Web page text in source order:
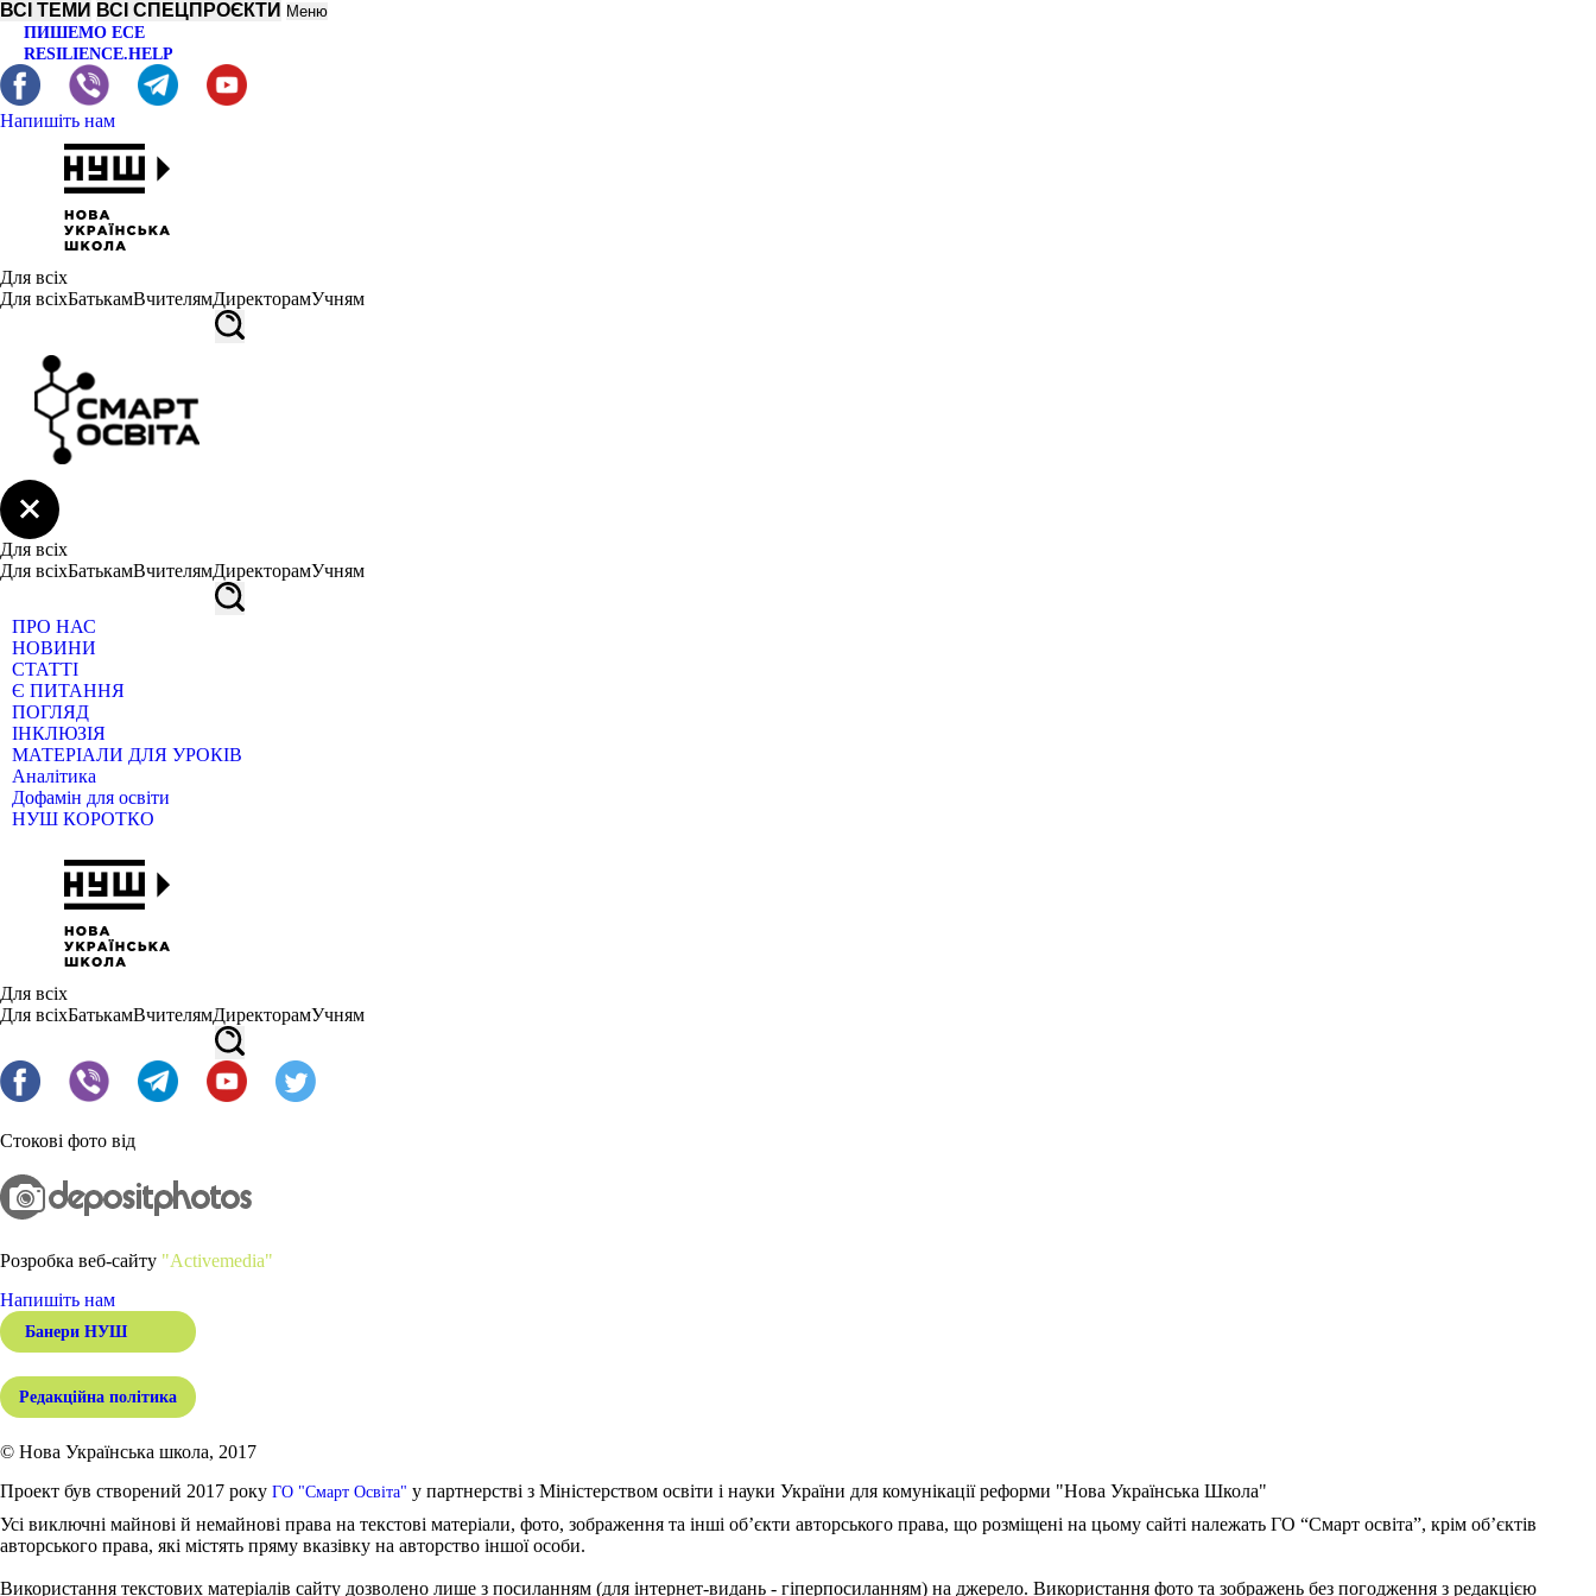
ВСІ ТЕМИ ВСІ СПЕЦПРОЄКТИ Меню
ПИШЕМО ЕСЕ
RESILIENCE.HELP
Напишіть нам
Для всіх
Для всіхБатькамВчителямДиректорамУчням
Для всіх
Для всіхБатькамВчителямДиректорамУчням
ПРО НАС
НОВИНИ
СТАТТІ
Є ПИТАННЯ
ПОГЛЯД
ІНКЛЮЗІЯ
МАТЕРІАЛИ ДЛЯ УРОКІВ
Аналітика
Дофамін для освіти
НУШ КОРОТКО
Для всіх
Для всіхБатькамВчителямДиректорамУчням
Стокові фото від
Розробка веб-сайту "Activemedia"
Напишіть нам
Банери НУШ
Редакційна політика
© Нова Українська школа, 2017
Проект був створений 2017 року ГО "Смарт Освіта" у партнерстві з Міністерством освіти і науки України для комунікації реформи "Нова Українська Школа"
Усі виключні майнові й немайнові права на текстові матеріали, фото, зображення та інші об’єкти авторського права, що розміщені на цьому сайті належать ГО “Смарт освіта”, крім об’єктів
авторського права, які містять пряму вказівку на авторство іншої особи.
Використання текстових матеріалів сайту дозволено лише з посиланням (для інтернет-видань - гіперпосиланням) на джерело. Використання фото та зображень без погодження з редакцією